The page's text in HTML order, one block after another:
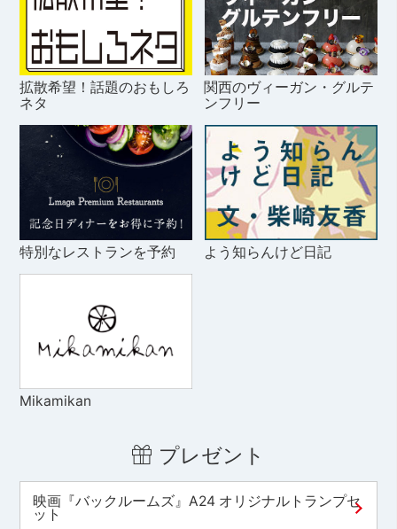
拡散希望！話題のおもしろ
ネタ
関西のヴィーガン・グルテ
ンフリー
特別なレストランを予約 よう知らんけど日記
Mikamikan
プレゼント
映画『バックルームズ』A24 オリジナルトランプセ
ット